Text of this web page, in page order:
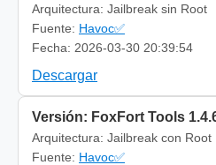
Arquitectura: Jailbreak sin Root
Fuente: Havoc✅
Fecha: 2026-03-30 20:39:54
Descargar
Versión: FoxFort Tools
Arquitectura: Jailbreak con Root
Fuente: Havoc✅